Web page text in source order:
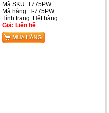
Mã SKU: T775PW
Mã hàng: T-775PW
Tình trạng: Hết hàng
Giá: Liên hệ